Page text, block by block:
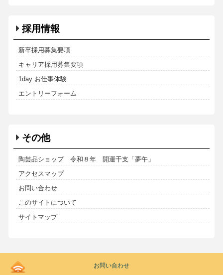
採用情報
新卒採用募集要項
キャリア採用募集要項
1day お仕事体験
エントリーフォーム
その他
陶芸品ショップ 令和８年 開運干支「夢午」
アクセスマップ
お問い合わせ
このサイトについて
サイトマップ
Kodoen
お問い合わせ